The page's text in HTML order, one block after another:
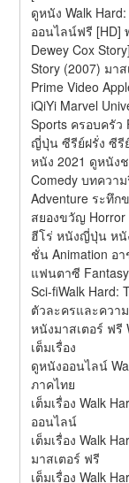
ดูหนัง Walk
ออนไลน์ฟรี [HD]
Dewey Cox
Story (2007) มา
Prime Video
iQiYi Marvel
Sports ครอบครัว
ญี่ปุ่น ซีรีย์ฝรั่ง ซีรี
หนัง 2021 ดูหนัง
Comedy บทควา
Adventure ระทึก
สยองขวัญ
ฮีโร่ หนังญี่ปุ่น หนั
ชั่น Animation อ
แฟนตาซี
Sci-fiWalk Hard:
ตัวละครและควา
หนังมาสเตอร์ ฟรี
เต็มเรื่อง
ดูหนังออนไลน์
ภาคไทย
เต็มเรื่อง Walk
ออนไลน์
เต็มเรื่อง Walk
มาสเตอร์ ฟรี
เต็มเรื่อง Walk